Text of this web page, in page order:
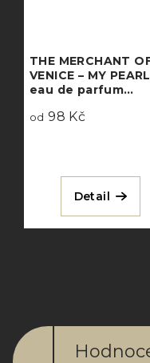
THE MERCHANT
VENICE – MY
eau de parfum
od 98 Kč
Detail